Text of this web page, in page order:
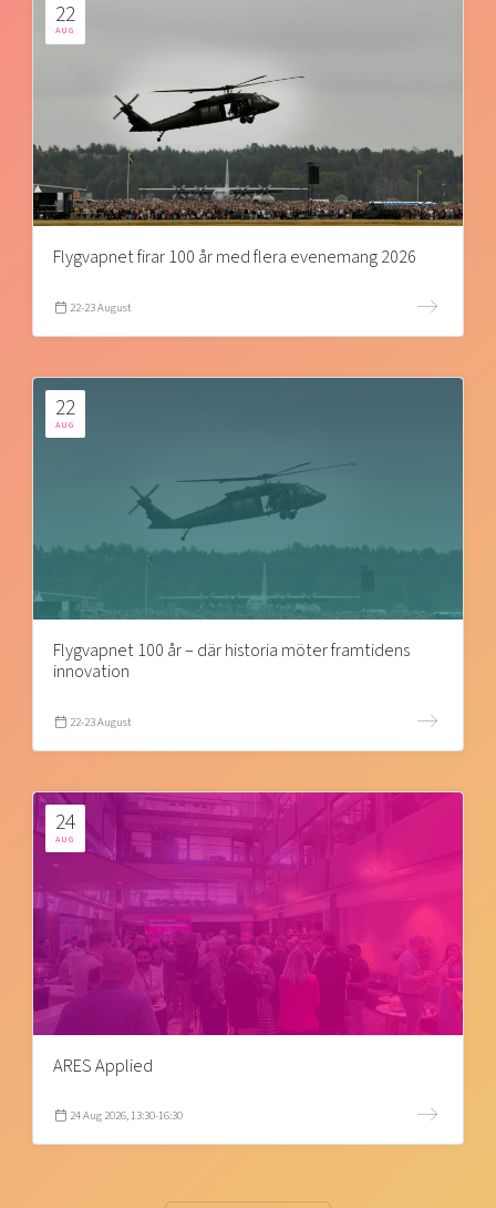
22
AUG
Flygvapnet firar 100 år med flera evenemang 2026
22-23 August
22
AUG
Flygvapnet 100 år – där historia möter framtidens
innovation
22-23 August
24
AUG
ARES Applied
24 Aug 2026, 13:30-16:30